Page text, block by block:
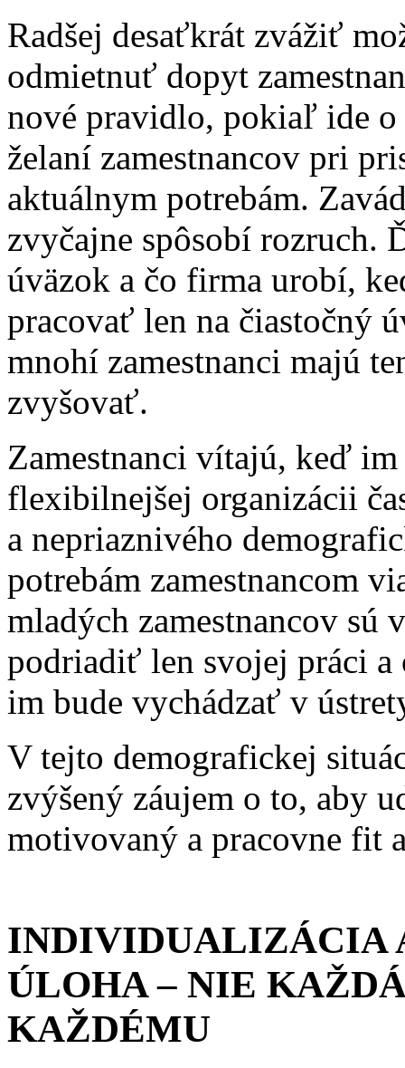
Radšej desaťkrát zvážiť
odmietnuť dopyt
nové pravidlo, pokiaľ ide
želaní zamestnancov pri
aktuálnym potrebám.
zvyčajne spôsobí rozruch.
úväzok a čo firma urobí,
pracovať len na čiastočný
mnohí zamestnanci majú
zvyšovať.
Zamestnanci vítajú, keď
flexibilnejšej organizácii
a nepriaznivého
potrebám zamestnancom
mladých zamestnancov sú
podriadiť len svojej práci a
im bude vychádzať v
V tejto demografickej
zvýšený záujem o to, aby
motivovaný a pracovne fit
INDIVIDUALIZÁCIA
ÚLOHA – NIE
KAŽDÉMU